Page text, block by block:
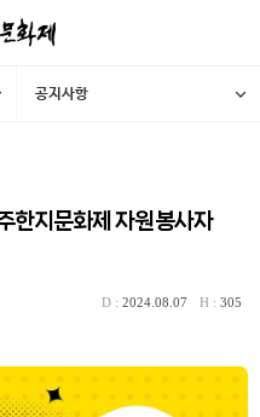
공지사항
한지문화제 자원봉사자
2024.08.07 305